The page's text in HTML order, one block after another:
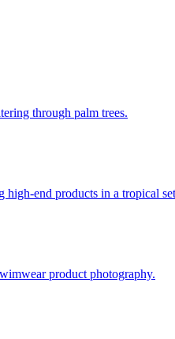
through palm trees.
end products in a tropical
product photography.